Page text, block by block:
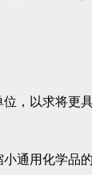
，以求将更
通用化学品